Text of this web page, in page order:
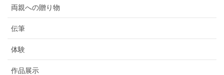
両親への贈り物
伝筆
体験
作品展示